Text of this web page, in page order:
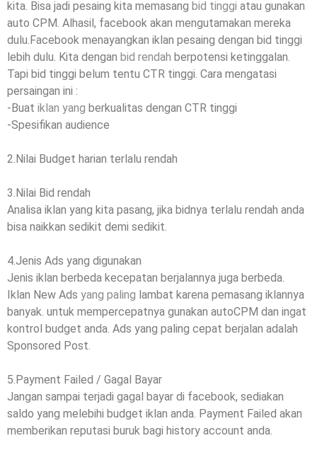
kita. Bisa jadi pesaing kita memasang bid tinggi atau gunakan
auto CPM. Alhasil, facebook akan mengutamakan mereka
dulu.Facebook menayangkan iklan pesaing dengan bid tinggi
lebih dulu. Kita dengan bid rendah berpotensi ketinggalan.
Tapi bid tinggi belum tentu CTR tinggi. Cara mengatasi
persaingan ini :
-Buat iklan yang berkualitas dengan CTR tinggi
-Spesifikan audience
2.Nilai Budget harian terlalu rendah
3.Nilai Bid rendah
Analisa iklan yang kita pasang, jika bidnya terlalu rendah anda
bisa naikkan sedikit demi sedikit.
4.Jenis Ads yang digunakan
Jenis iklan berbeda kecepatan berjalannya juga berbeda.
Iklan New Ads yang paling lambat karena pemasang iklannya
banyak. untuk mempercepatnya gunakan autoCPM dan ingat
kontrol budget anda. Ads yang paling cepat berjalan adalah
Sponsored Post.
5.Payment Failed / Gagal Bayar
Jangan sampai terjadi gagal bayar di facebook, sediakan
saldo yang melebihi budget iklan anda. Payment Failed akan
memberikan reputasi buruk bagi history account anda.